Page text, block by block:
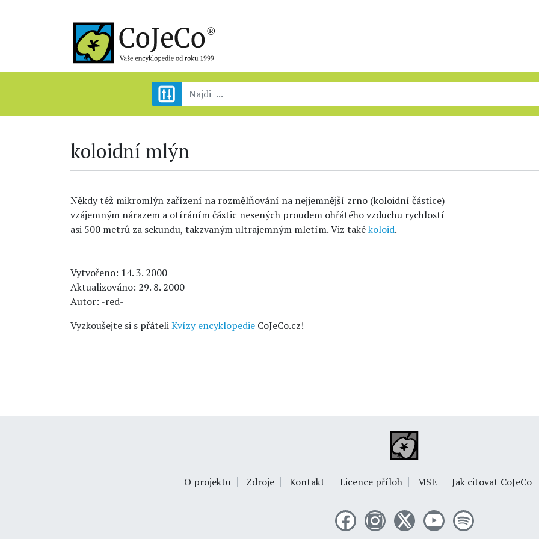
koloidní mlýn
Někdy též mikromlýn zařízení na rozmělňování na nejjemnější zrno (koloidní částice)
vzájemným nárazem a otíráním částic nesených proudem ohřátého vzduchu rychlostí
asi 500 metrů za sekundu, takzvaným ultrajemným mletím. Viz takékoloid.
Vytvořeno: 14. 3. 2000
Aktualizováno: 29. 8. 2000
Autor: -red-
Vyzkoušejte si s přáteliKvízy encyklopedie CoJeCo.cz!
O projektu Zdroje Kontakt Licence příloh MSE Jak citovat CoJeCo